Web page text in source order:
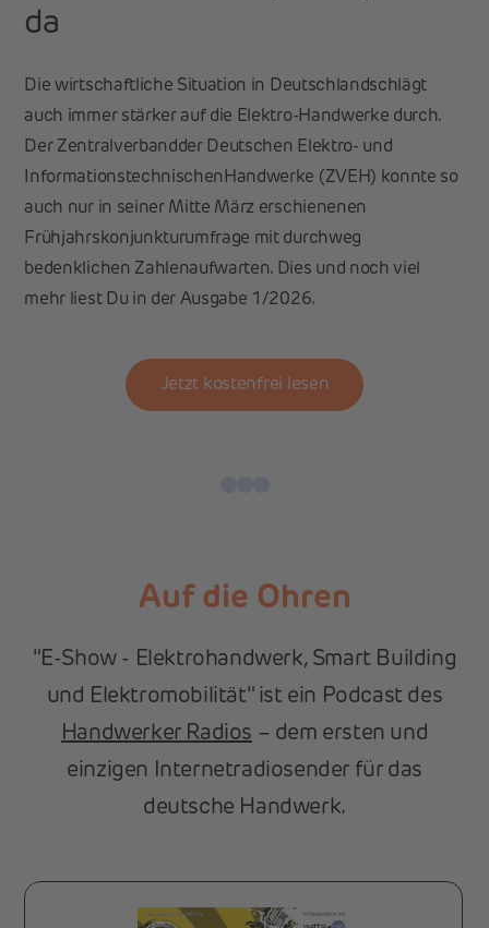
da
Die wirtschaftliche Situation in Deutschlandschlägt
auch immer stärker auf die Elektro-Handwerke durch.
Der Zentralverbandder Deutschen Elektro- und
InformationstechnischenHandwerke (ZVEH) konnte so
auch nur in seiner Mitte März erschienenen
Frühjahrskonjunkturumfrage mit durchweg
bedenklichen Zahlenaufwarten. Dies und noch viel
mehr liest Du in der Ausgabe 1/2026.
Jetzt kostenfrei lesen
Auf die Ohren
"E-Show - Elektrohandwerk, Smart Building
und Elektromobilität" ist ein Podcast des
Handwerker Radios – dem ersten und
einzigen Internetradiosender für das
deutsche Handwerk.